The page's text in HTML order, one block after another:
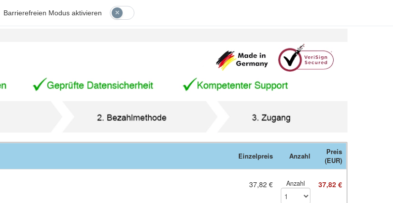
Barrierefreien Modus aktivieren
Einzelpreis Anzahl
Preis
(EUR)
37,82 € Anzahl 37,82 €